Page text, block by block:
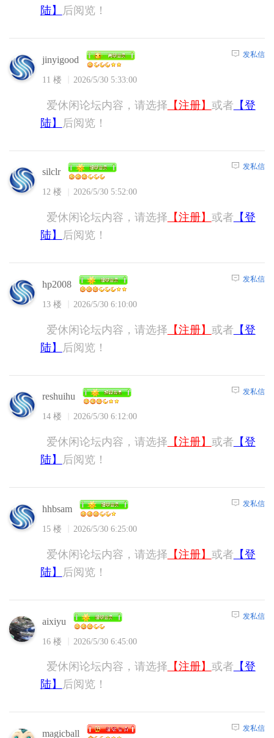
陆】
后阅览！
jinyigood
11 楼 2026/5/30 5:33:00
发私信
爱休闲论坛内容，请选择 【注册】 或者 【登
陆】
后阅览！
silclr
12 楼 2026/5/30 5:52:00
发私信
爱休闲论坛内容，请选择 【注册】 或者 【登
陆】
后阅览！
hp2008
13 楼 2026/5/30 6:10:00
发私信
爱休闲论坛内容，请选择 【注册】 或者 【登
陆】
后阅览！
reshuihu
14 楼 2026/5/30 6:12:00
发私信
爱休闲论坛内容，请选择 【注册】 或者 【登
陆】
后阅览！
hhbsam
15 楼 2026/5/30 6:25:00
发私信
爱休闲论坛内容，请选择 【注册】 或者 【登
陆】
后阅览！
aixiyu
16 楼 2026/5/30 6:45:00
发私信
爱休闲论坛内容，请选择 【注册】 或者 【登
陆】
后阅览！
magicball 发私信